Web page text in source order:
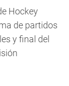
Hockey
de partidos
y final del